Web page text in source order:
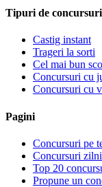
Tipuri de concursuri
Castig instant
Trageri la sorti
Cel mai bun
Concursuri cu
Concursuri cu
Pagini
Concursuri pe
Concursuri
Top 20
Propune un